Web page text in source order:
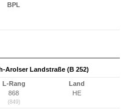
BPL
Arolser Landstraße (B 252)
L-Rang
868
(849)
Land
HE